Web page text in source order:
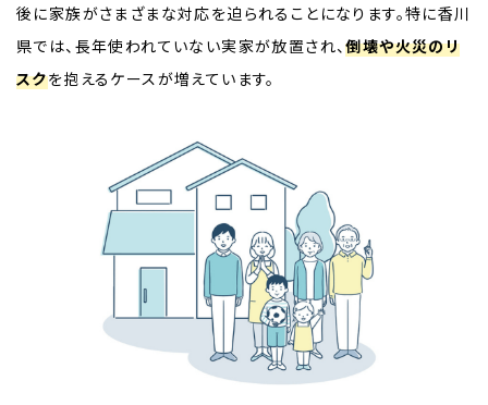
後に家族がさまざまな対応を迫られることになります。特に香川
県では、長年使われていない実家が放置され、倒壊や火災のリ
スクを抱えるケースが増えています。